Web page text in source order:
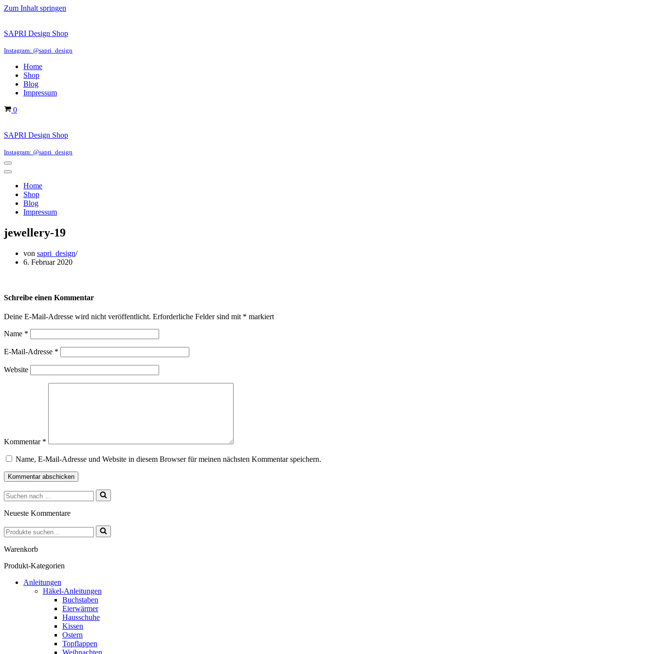
Zum Inhalt springen
SAPRI Design Shop
Instagram: @sapri_design
Home
Shop
Blog
Impressum
Warenkorb
0
SAPRI Design Shop
Instagram: @sapri_design
Navigations-
Menü
Navigations-
Home
Shop
Blog
Impressum
jewellery-19
von sapri_design
6. Februar 2020
Schreibe einen Kommentar
Deine E-Mail-Adresse wird nicht veröffentlicht. Erforderliche Felder sind mit * markiert
Name *
E-Mail-Adresse *
Website
Kommentar *
Name, E-Mail-Adresse und Website in diesem Browser für meinen nächsten Kommentar speichern.
Suchen
nach …
Neueste Kommentare
Suchen
nach …
Warenkorb
Produkt-Kategorien
Anleitungen
Häkel-Anleitungen
Buchstaben
Eierwärmer
Hausschuhe
Kissen
Ostern
Topflappen